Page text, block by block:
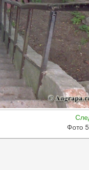
Фото